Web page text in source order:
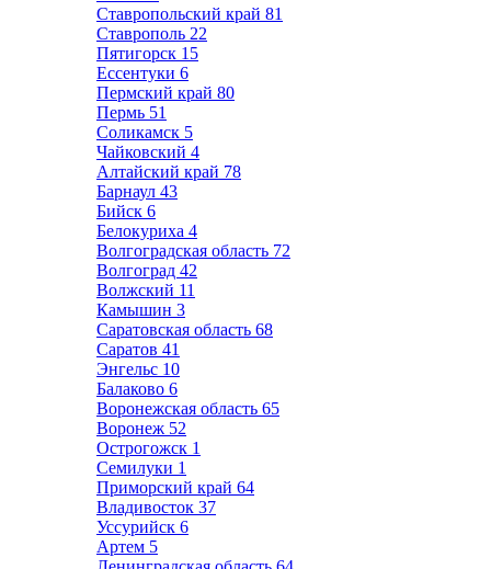
Ставропольский край 81
Ставрополь 22
Пятигорск 15
Ессентуки 6
Пермский край 80
Пермь 51
Соликамск 5
Чайковский 4
Алтайский край 78
Барнаул 43
Бийск 6
Белокуриха 4
Волгоградская область 72
Волгоград 42
Волжский 11
Камышин 3
Саратовская область 68
Саратов 41
Энгельс 10
Балаково 6
Воронежская область 65
Воронеж 52
Острогожск 1
Семилуки 1
Приморский край 64
Владивосток 37
Уссурийск 6
Артем 5